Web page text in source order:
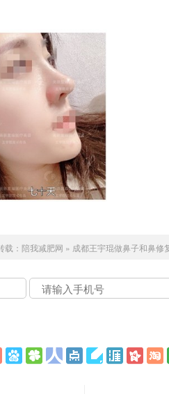
载： 陪我减肥网 » 成都王宇琨做鼻子和鼻修